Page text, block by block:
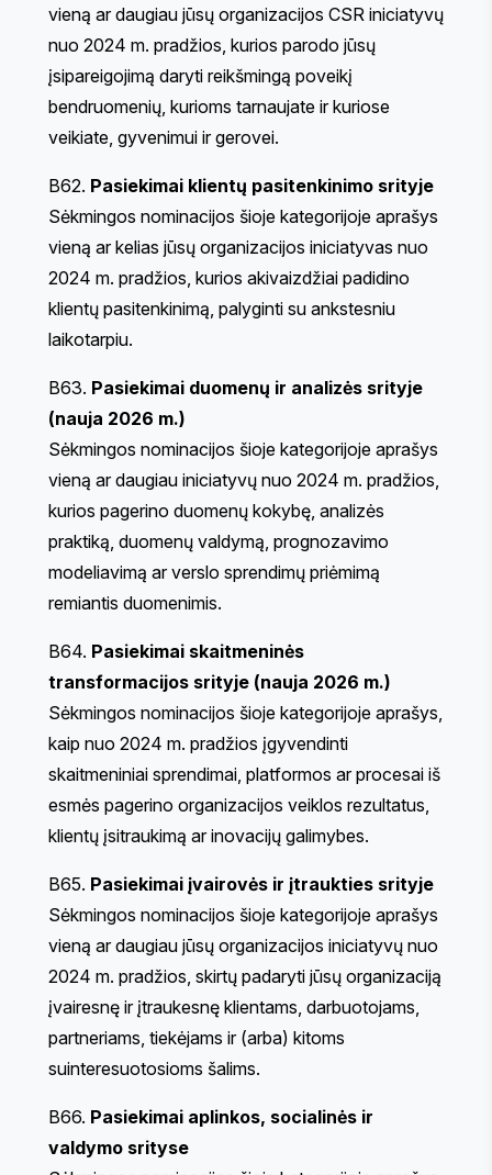
vieną ar daugiau jūsų organizacijos CSR iniciatyvų
nuo 2024 m. pradžios, kurios parodo jūsų
įsipareigojimą daryti reikšmingą poveikį
bendruomenių, kurioms tarnaujate ir kuriose
veikiate, gyvenimui ir gerovei.
B62. Pasiekimai klientų pasitenkinimo srityje
Sėkmingos nominacijos šioje kategorijoje aprašys
vieną ar kelias jūsų organizacijos iniciatyvas nuo
2024 m. pradžios, kurios akivaizdžiai padidino
klientų pasitenkinimą, palyginti su ankstesniu
laikotarpiu.
B63. Pasiekimai duomenų ir analizės srityje
(nauja 2026 m.)
Sėkmingos nominacijos šioje kategorijoje aprašys
vieną ar daugiau iniciatyvų nuo 2024 m. pradžios,
kurios pagerino duomenų kokybę, analizės
praktiką, duomenų valdymą, prognozavimo
modeliavimą ar verslo sprendimų priėmimą
remiantis duomenimis.
B64. Pasiekimai skaitmeninės
transformacijos srityje (nauja 2026 m.)
Sėkmingos nominacijos šioje kategorijoje aprašys,
kaip nuo 2024 m. pradžios įgyvendinti
skaitmeniniai sprendimai, platformos ar procesai iš
esmės pagerino organizacijos veiklos rezultatus,
klientų įsitraukimą ar inovacijų galimybes.
B65. Pasiekimai įvairovės ir įtraukties srityje
Sėkmingos nominacijos šioje kategorijoje aprašys
vieną ar daugiau jūsų organizacijos iniciatyvų nuo
2024 m. pradžios, skirtų padaryti jūsų organizaciją
įvairesnę ir įtraukesnę klientams, darbuotojams,
partneriams, tiekėjams ir (arba) kitoms
suinteresuotosioms šalims.
B66. Pasiekimai aplinkos, socialinės ir
valdymo srityse